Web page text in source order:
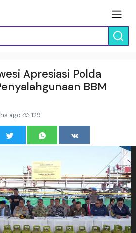
Apresiasi Polda
BBM
ago 129